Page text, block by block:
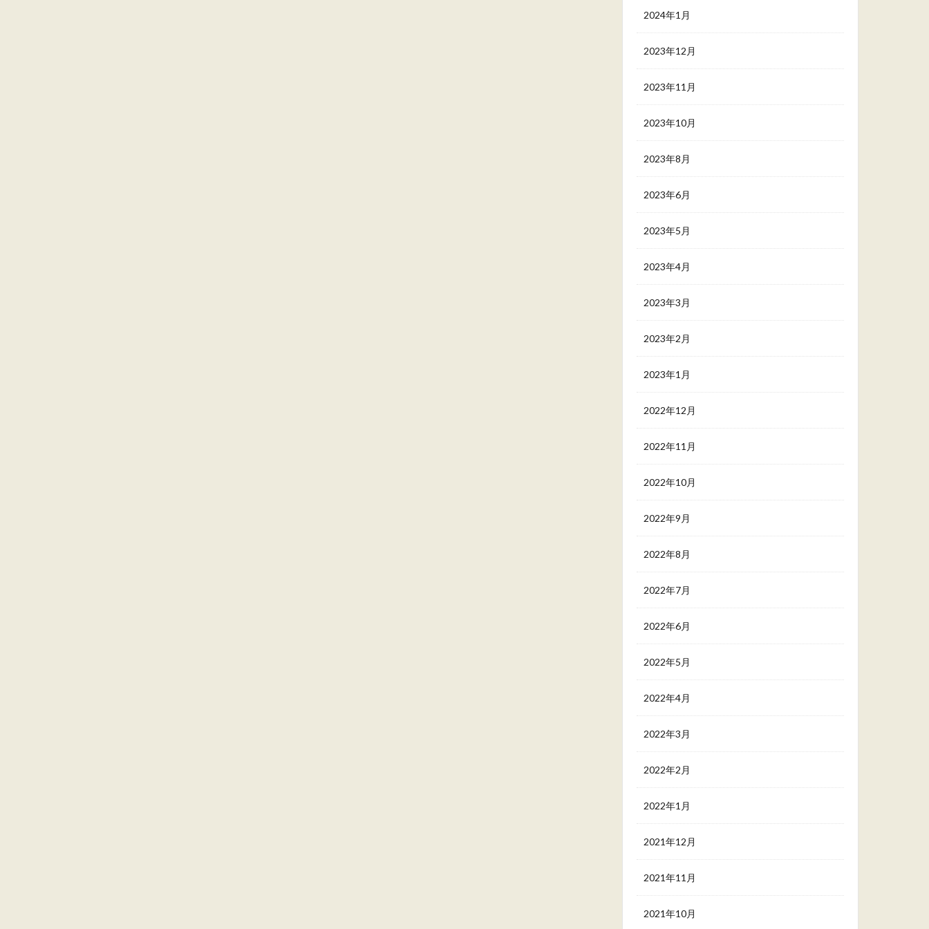
2024年1月
2023年12月
2023年11月
2023年10月
2023年8月
2023年6月
2023年5月
2023年4月
2023年3月
2023年2月
2023年1月
2022年12月
2022年11月
2022年10月
2022年9月
2022年8月
2022年7月
2022年6月
2022年5月
2022年4月
2022年3月
2022年2月
2022年1月
2021年12月
2021年11月
2021年10月